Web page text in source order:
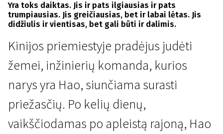
Yra toks daiktas. Jis ir pats ilgiausias ir pats
trumpiausias. Jis greičiausias, bet ir labai lėtas. Jis
didžiulis ir vientisas, bet gali būti ir dalimis.
Kinijos priemiestyje pradėjus judėti
žemei, inžinierių komanda, kurios
narys yra Hao, siunčiama surasti
priežasčių. Po kelių dienų,
vaikščiodamas po apleistą rajoną, Hao